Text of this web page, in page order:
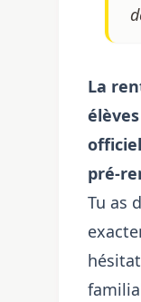
La
pré-
Tu as